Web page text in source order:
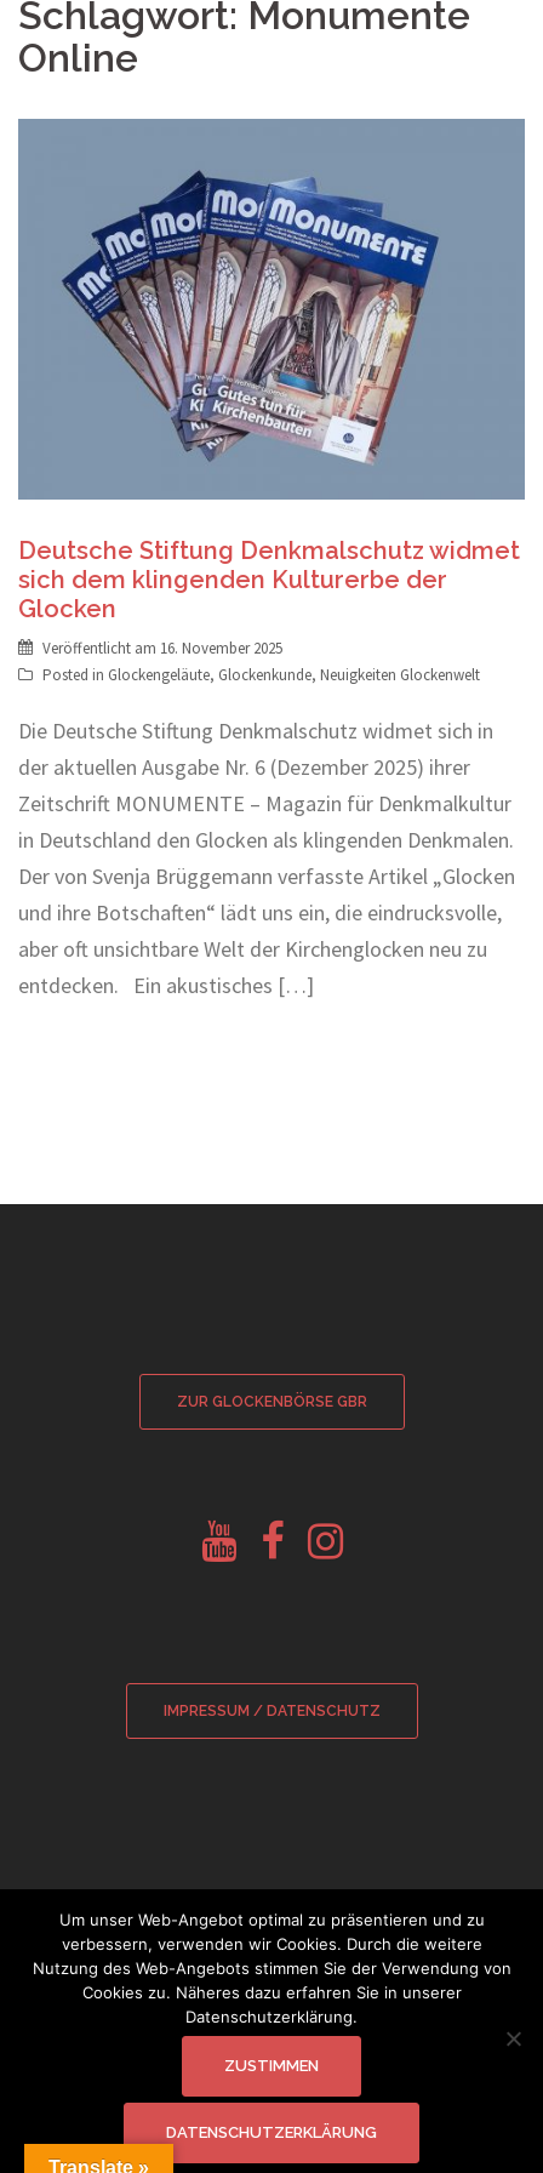
Schlagwort: Monumente
Online
Deutsche Stiftung Denkmalschutz widmet
sich dem klingenden Kulturerbe der
Glocken
Veröffentlicht am 16. November 2025
Posted in Glockengeläute, Glockenkunde, Neuigkeiten Glockenwelt
Die Deutsche Stiftung Denkmalschutz widmet sich in
der aktuellen Ausgabe Nr. 6 (Dezember 2025) ihrer
Zeitschrift MONUMENTE – Magazin für Denkmalkultur
in Deutschland den Glocken als klingenden Denkmalen.
Der von Svenja Brüggemann verfasste Artikel „Glocken
und ihre Botschaften“ lädt uns ein, die eindrucksvolle,
aber oft unsichtbare Welt der Kirchenglocken neu zu
entdecken. Ein akustisches […]
ZUR GLOCKENBÖRSE GBR
Youtube
Glockenberatung
Facebook
Glockenbörse
Instagram
Glockenbörse
IMPRESSUM / DATENSCHUTZ
© 2026 Sebastian Wamsiedler|
Glockensachverständiger
Translate »
Um unser Web-Angebot optimal zu präsentieren und zu
verbessern, verwenden wir Cookies. Durch die weitere
Nutzung des Web-Angebots stimmen Sie der Verwendung von
Cookies zu. Näheres dazu erfahren Sie in unserer
Datenschutzerklärung.
ZUSTIMMEN
DATENSCHUTZERKLÄRUNG